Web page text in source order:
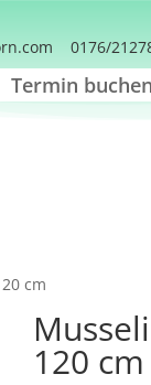
0176/
Termin buchen
cm
120 cm